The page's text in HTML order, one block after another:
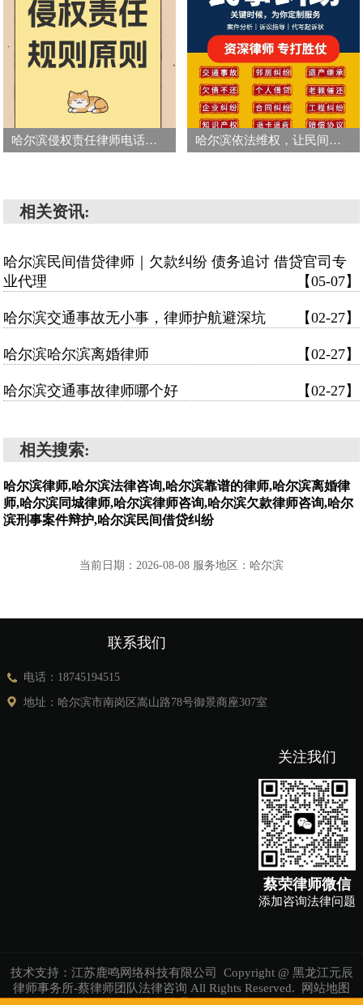
哈尔滨侵权责任律师电话号码 哈尔滨依法维权，让民间借贷的“债”有着落
相关资讯:
哈尔滨民间借贷律师｜欠款纠纷 债务追讨 借贷官司专
业代理
【05-07】
哈尔滨交通事故无小事，律师护航避深坑 【02-27】
哈尔滨哈尔滨离婚律师 【02-27】
哈尔滨交通事故律师哪个好 【02-27】
相关搜索:
哈尔滨律师,哈尔滨法律咨询,哈尔滨靠谱的律师,哈尔滨离婚律
师,哈尔滨同城律师,哈尔滨律师咨询,哈尔滨欠款律师咨询,哈尔
滨刑事案件辩护,哈尔滨民间借贷纠纷
当前日期：2026-08-08 服务地区：哈尔滨
联系我们
电话：18745194515
地址：哈尔滨市南岗区嵩山路78号御景商座307室
关注我们
蔡荣律师微信
添加咨询法律问题
技术支持： 江苏鹿鸣网络科技有限公司
Copyright @ 黑龙江元辰
律师事务所-蔡律师团队法律咨询 All Rights Reserved.
网站地图